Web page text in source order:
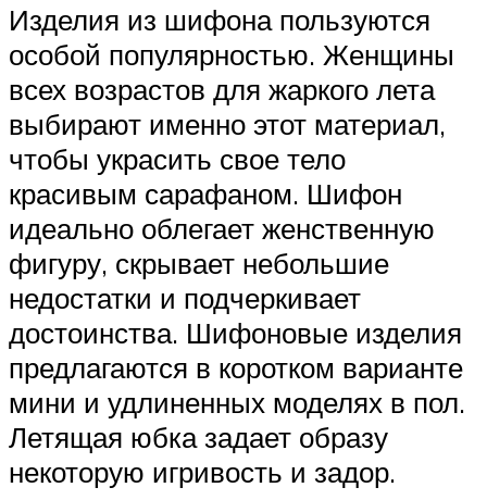
Изделия из шифона пользуются
особой популярностью. Женщины
всех возрастов для жаркого лета
выбирают именно этот материал,
чтобы украсить свое тело
красивым сарафаном. Шифон
идеально облегает женственную
фигуру, скрывает небольшие
недостатки и подчеркивает
достоинства. Шифоновые изделия
предлагаются в коротком варианте
мини и удлиненных моделях в пол.
Летящая юбка задает образу
некоторую игривость и задор.